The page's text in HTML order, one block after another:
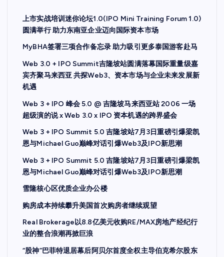
上市实战培训迷你论坛1.0(IPO Mini Training Forum 1.0)
圆满举行 助力东南亚企业迈向国际资本市场
MyBHA签署三项合作备忘录 助力吸引更多泰国游客赴马
Web 3.0 + IPO Summit吉隆坡站圆满落幕国际重量级嘉
宾齐聚马来西亚 共探Web3、资本市场与企业未来发展新
机遇
Web 3 + IPO 峰会 5.0 @ 吉隆坡马来西亚站 2006 一场
超级演的说 x Web 3.0 x IPO 资本机遇的跨界盛会
Web 3 + IPO Summit 5.0 吉隆坡站7月3日重磅引爆梁凯
恩与Michael Guo巅峰对话引爆Web3及IPO新思潮
Web 3 + IPO Summit 5.0 吉隆坡站7月3日重磅引爆梁凯
恩与Michael Guo巅峰对话引爆Web3及IPO新思潮
雪隆核心区优质企业办公楼
购房成本持续攀升美国首次购房者继续观望
Real Brokerage以8.8亿美元收购RE/MAX房地产经纪行
业的整合浪潮再掀巨浪
“股神”巴菲特退居幕后阿贝尔首度全权主导伯克希尔股东